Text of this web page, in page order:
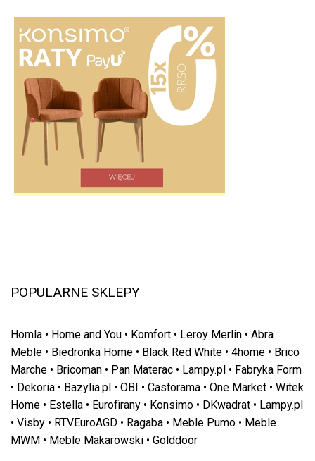
POPULARNE SKLEPY
Homla • Home and You • Komfort • Leroy Merlin • Abra
Meble • Biedronka Home • Black Red White • 4home • Brico
Marche • Bricoman • Pan Materac • Lampy.pl • Fabryka Form
• Dekoria • Bazylia.pl • OBI • Castorama • One Market • Witek
Home • Estella • Eurofirany • Konsimo • DKwadrat • Lampy.pl
• Visby • RTVEuroAGD • Ragaba • Meble Pumo • Meble
MWM • Meble Makarowski • Golddoor